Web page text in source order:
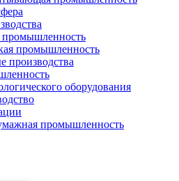
промышленность
промышленность
оборудования
промышленность